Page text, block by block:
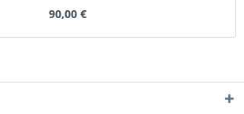
90,00 €